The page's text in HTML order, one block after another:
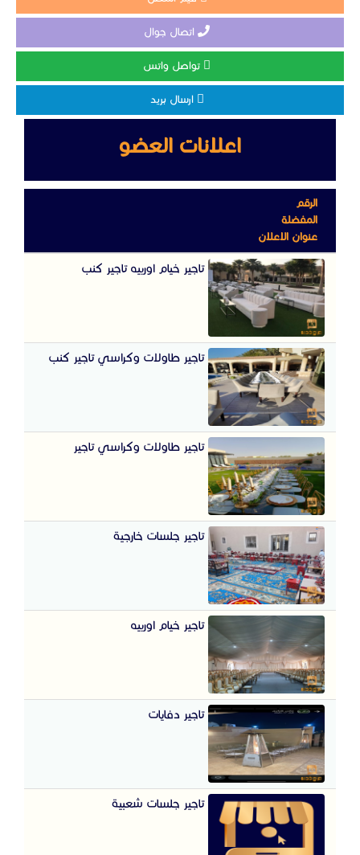
اتصال جوال
تواصل واتس
ارسال بريد
اعلانات العضو
الرقم
المفضلة
عنوان الاعلان
تاجير خيام اوربيه تاجير كنب
تاجير طاولات وكراسي تاجير كنب
تاجير طاولات وكراسي تاجير
تاجير جلسات خارجية
تاجير خيام اوربيه
تاجير دفايات
تاجير جلسات شعبية